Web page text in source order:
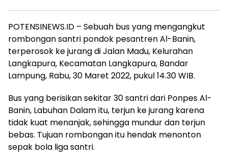
POTENSINEWS.ID – Sebuah bus yang mengangkut
rombongan santri pondok pesantren Al-Banin,
terperosok ke jurang di Jalan Madu, Kelurahan
Langkapura, Kecamatan Langkapura, Bandar
Lampung, Rabu, 30 Maret 2022, pukul 14.30 WIB.
Bus yang berisikan sekitar 30 santri dari Ponpes Al-
Banin, Labuhan Dalam itu, terjun ke jurang karena
tidak kuat menanjak, sehingga mundur dan terjun
bebas. Tujuan rombongan itu hendak menonton
sepak bola liga santri.